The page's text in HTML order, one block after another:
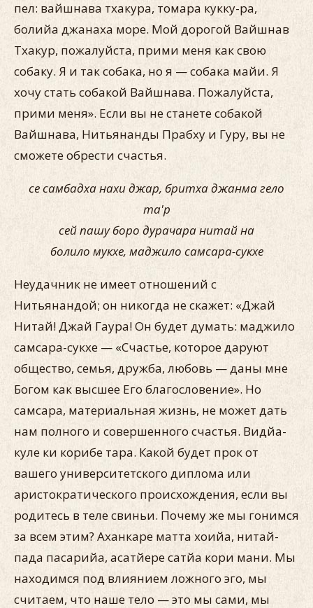
пел: вайшнава тхакура, томара кукку-ра,
болийа джанаха море. Мой дорогой Вайшнав
Тхакур, пожалуйста, прими меня как свою
собаку. Я и так собака, но я — собака майи. Я
хочу стать собакой Вайшнава. Пожалуйста,
прими меня». Если вы не станете собакой
Вайшнава, Нитьянанды Прабху и Гуру, вы не
сможете обрести счастья.
се самбадха нахи джар, бритха джанма гело
та'р
сей пашу боро дурачара нитай на
болило мукхе, маджило самсара-сукхе
Неудачник не имеет отношений с
Нитьянандой; он никогда не скажет: «Джай
Нитай! Джай Гаура! Он будет думать: маджило
самсара-сукхе — «Счастье, которое даруют
общество, семья, дружба, любовь — даны мне
Богом как высшее Его благословение». Но
самсара, материальная жизнь, не может дать
нам полного и совершенного счастья. Видйа-
куле ки корибе тара. Какой будет прок от
вашего университетского диплома или
аристократического происхождения, если вы
родитесь в теле свиньи. Почему же мы гонимся
за всем этим? Аханкаре матта хоийа, нитай-
пада пасарийа, асатйере сатйа кори мани. Мы
находимся под влиянием ложного эго, мы
считаем, что наше тело — это мы сами, мы